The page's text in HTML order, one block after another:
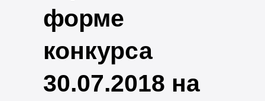
форме
конкурса
30.07.2018 на